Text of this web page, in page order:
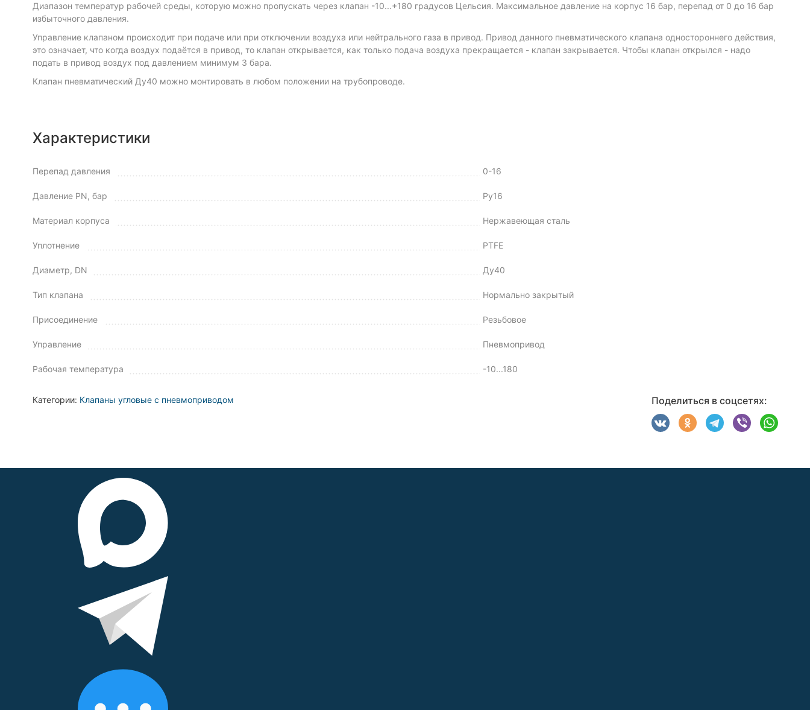
Диапазон температур рабочей среды, которую можно пропускать через клапан -10...+180 градусов Цельсия. Максимальное давление на корпус 16 бар, перепад от 0 до 16 бар
избыточного давления.
Управление клапаном происходит при подаче или при отключении воздуха или нейтрального газа в привод. Привод данного пневматического клапана одностороннего действия,
это означает, что когда воздух подаётся в привод, то клапан открывается, как только подача воздуха прекращается - клапан закрывается. Чтобы клапан открылся - надо
подать в привод воздух под давлением минимум 3 бара.
Клапан пневматический Ду40 можно монтировать в любом положении на трубопроводе.
Характеристики
Перепад давления 0-16
Давление PN, бар Ру16
Материал корпуса Нержавеющая сталь
Уплотнение PTFE
Диаметр, DN Ду40
Тип клапана Нормально закрытый
Присоединение Резьбовое
Управление Пневмопривод
Рабочая температура -10...180
Категории: Клапаны угловые с пневмоприводом Поделиться в соцсетях: